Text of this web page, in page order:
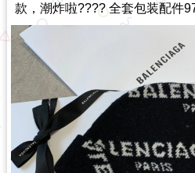
款，潮炸啦???? 全套包装配件